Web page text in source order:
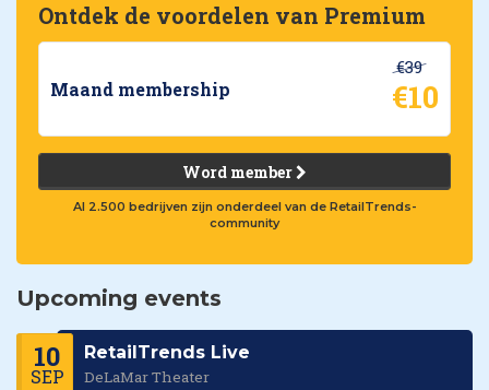
Ontdek de voordelen van Premium
Maand membership
€39
€10
Word member
Al 2.500 bedrijven zijn onderdeel van de RetailTrends-
community
Upcoming events
10
SEP
RetailTrends Live
DeLaMar Theater